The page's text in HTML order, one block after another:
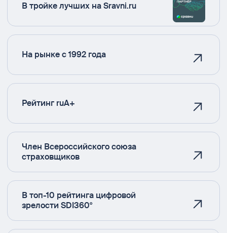
В тройке лучших на Sravni.ru
На рынке с 1992 года
Рейтинг ruA+
Член Всероссийского союза
страховщиков
В топ-10 рейтинга цифровой
зрелости SDI360°